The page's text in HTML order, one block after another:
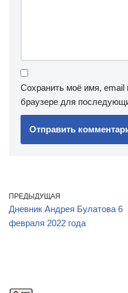
Сохранить моё имя, email
браузере для
ПРЕДЫДУЩАЯ
Дневник Андрея Булатова 6
февраля 2022 года